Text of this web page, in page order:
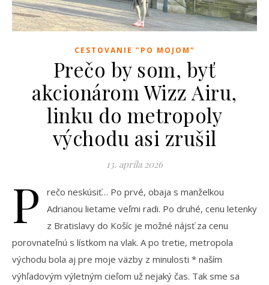
CESTOVANIE "PO MOJOM"
Prečo by som, byť
akcionárom Wizz Airu,
linku do metropoly
východu asi zrušil
13. apríla 2026
P
rečo neskúsiť… Po prvé, obaja s manželkou
Adrianou lietame veľmi radi. Po druhé, cenu letenky
z Bratislavy do Košíc je možné nájsť za cenu
porovnateľnú s lístkom na vlak. A po tretie, metropola
východu bola aj pre moje väzby z minulosti * naším
výhľadovým výletným cieľom už nejaký čas. Tak sme sa